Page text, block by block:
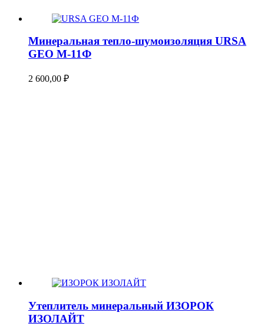
Минеральная тепло-шумоизоляция URSA
GEO М-11Ф
2 600,00 ₽
Утеплитель минеральный ИЗОРОК
ИЗОЛАЙТ